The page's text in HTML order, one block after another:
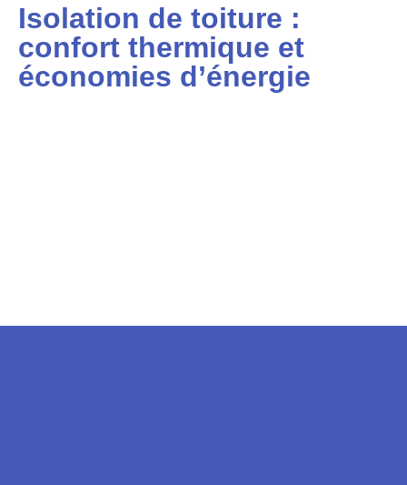
Isolation de toiture :
confort thermique et
économies d’énergie